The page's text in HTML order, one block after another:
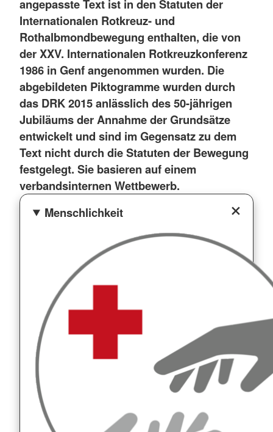
angepasste Text ist in den Statuten der
Internationalen Rotkreuz- und
Rothalbmondbewegung enthalten, die von
der XXV. Internationalen Rotkreuzkonferenz
1986 in Genf angenommen wurden. Die
abgebildeten Piktogramme wurden durch
das DRK 2015 anlässlich des 50-jährigen
Jubiläums der Annahme der Grundsätze
entwickelt und sind im Gegensatz zu dem
Text nicht durch die Statuten der Bewegung
festgelegt. Sie basieren auf einem
verbandsinternen Wettbewerb.
Menschlichkeit